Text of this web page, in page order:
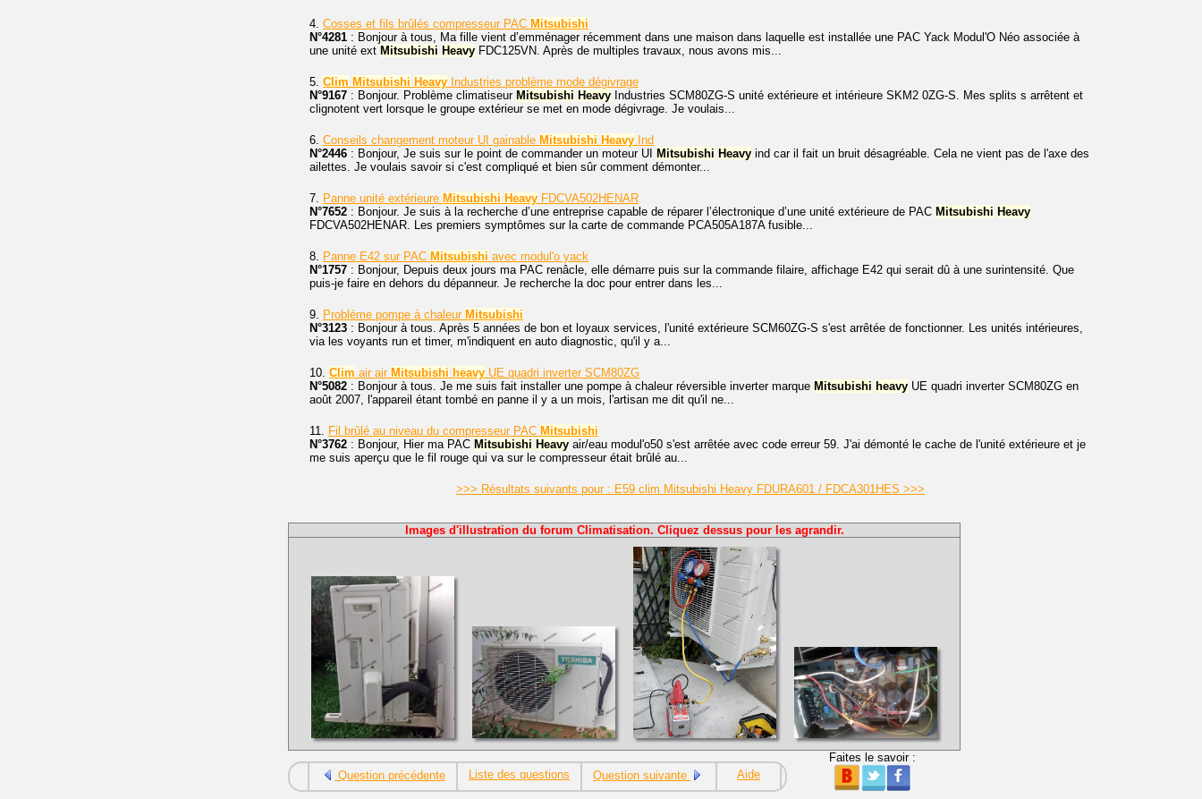
4. Cosses et fils brûlés compresseur PAC Mitsubishi
N°4281 : Bonjour à tous, Ma fille vient d’emménager récemment dans une maison dans laquelle est installée une PAC Yack Modul'O Néo associée à
une unité ext Mitsubishi Heavy FDC125VN. Après de multiples travaux, nous avons mis...
5. Clim Mitsubishi Heavy Industries problème mode dégivrage
N°9167 : Bonjour. Problème climatiseur Mitsubishi Heavy Industries SCM80ZG-S unité extérieure et intérieure SKM2 0ZG-S. Mes splits s arrêtent et
clignotent vert lorsque le groupe extérieur se met en mode dégivrage. Je voulais...
6. Conseils changement moteur UI gainable Mitsubishi Heavy Ind
N°2446 : Bonjour, Je suis sur le point de commander un moteur UI Mitsubishi Heavy ind car il fait un bruit désagréable. Cela ne vient pas de l'axe des
ailettes. Je voulais savoir si c'est compliqué et bien sûr comment démonter...
7. Panne unité extérieure Mitsubishi Heavy FDCVA502HENAR
N°7652 : Bonjour. Je suis à la recherche d’une entreprise capable de réparer l’électronique d’une unité extérieure de PAC Mitsubishi Heavy
FDCVA502HENAR. Les premiers symptômes sur la carte de commande PCA505A187A fusible...
8. Panne E42 sur PAC Mitsubishi avec modul'o yack
N°1757 : Bonjour, Depuis deux jours ma PAC renâcle, elle démarre puis sur la commande filaire, affichage E42 qui serait dû à une surintensité. Que
puis-je faire en dehors du dépanneur. Je recherche la doc pour entrer dans les...
9. Problème pompe à chaleur Mitsubishi
N°3123 : Bonjour à tous. Après 5 années de bon et loyaux services, l'unité extérieure SCM60ZG-S s'est arrêtée de fonctionner. Les unités intérieures,
via les voyants run et timer, m'indiquent en auto diagnostic, qu'il y a...
10. Clim air air Mitsubishi heavy UE quadri inverter SCM80ZG
N°5082 : Bonjour à tous. Je me suis fait installer une pompe à chaleur réversible inverter marque Mitsubishi heavy UE quadri inverter SCM80ZG en
août 2007, l'appareil étant tombé en panne il y a un mois, l'artisan me dit qu'il ne...
11. Fil brûlé au niveau du compresseur PAC Mitsubishi
N°3762 : Bonjour, Hier ma PAC Mitsubishi Heavy air/eau modul'o50 s'est arrêtée avec code erreur 59. J'ai démonté le cache de l'unité extérieure et je
me suis aperçu que le fil rouge qui va sur le compresseur était brûlé au...
>>> Résultats suivants pour : E59 clim Mitsubishi Heavy FDURA601 / FDCA301HES >>>
Images d'illustration du forum Climatisation. Cliquez dessus pour les agrandir.
Question précédente Liste des questions Question suivante Aide
Faites le savoir :